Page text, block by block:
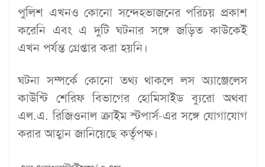
পুলিশ এখনও কোনো সন্দেহভাজনের পরিচয় প্রকাশ
করেনি এবং এ দুটি ঘটনার সঙ্গে জড়িত কাউকেই
এখন পর্যন্ত গ্রেপ্তার করা হয়নি।
ঘটনা সম্পর্কে কোনো তথ্য থাকলে লস অ্যাঞ্জেলেস
কাউন্টি শেরিফ বিভাগের হোমিসাইড ব্যুরো অথবা
এল.এ. রিজিওনাল ক্রাইম স্টপার্স-এর সঙ্গে যোগাযোগ
করার আহ্বান জানিয়েছে কর্তৃপক্ষ।